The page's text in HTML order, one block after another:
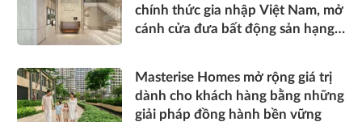
chính thức gia nhập Việt Nam, mở
cánh cửa đưa bất động sản hạng
Masterise Homes mở rộng giá trị
dành cho khách hàng bằng những
giải pháp đồng hành bền vững